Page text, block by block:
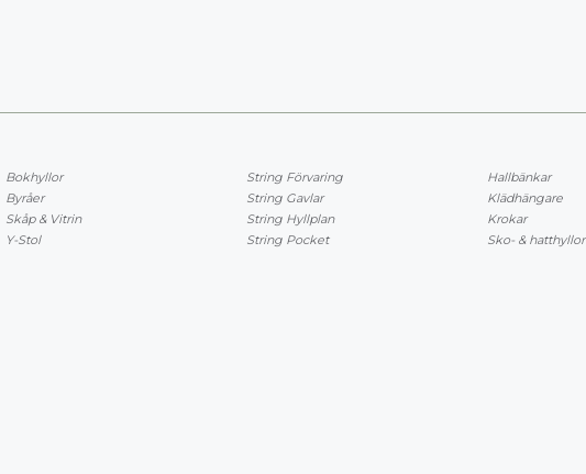
Bokhyllor
Byråer
Skåp & Vitrin
Y-Stol
String Förvaring
String Gavlar
String Hyllplan
String Pocket
Hallbänkar
Klädhängare
Krokar
Sko- & hatthyllor